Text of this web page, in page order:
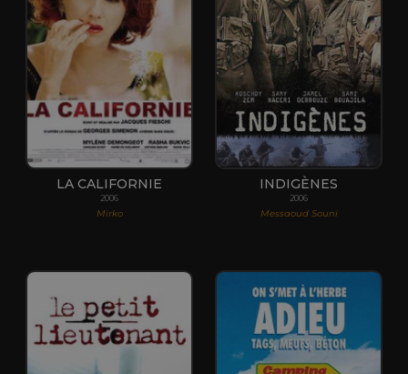
LA CALIFORNIE
2006
Mirko
INDIGÈNES
2006
Messaoud Souni